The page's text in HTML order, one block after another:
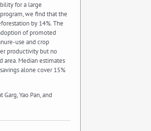
for a large
we find that the
by 14%. The
of promoted
use and crop
productivity but no
area. Median estimates
alone cover 15%
Garg, Yao Pan, and